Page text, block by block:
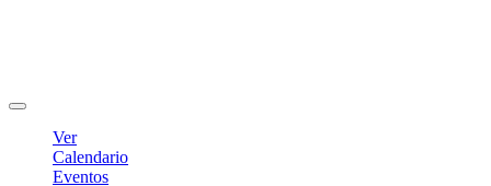
Ver
Calendario
Eventos